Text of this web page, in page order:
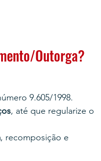
Outorga?
9.605/1998.
, até que regularize o
, recomposição e